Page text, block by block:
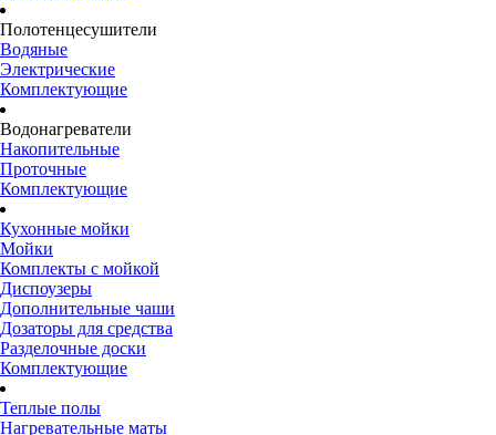
Полотенцесушители
Водяные
Электрические
Комплектующие
Водонагреватели
Накопительные
Проточные
Комплектующие
Кухонные мойки
Мойки
Комплекты с мойкой
Диспоузеры
Дополнительные чаши
Дозаторы для средства
Разделочные доски
Комплектующие
Теплые полы
Нагревательные маты